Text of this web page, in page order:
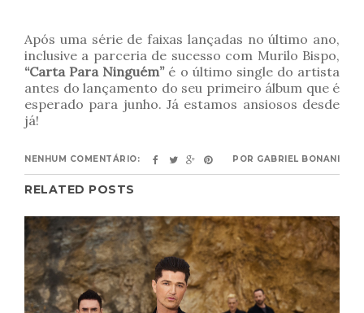
Após uma série de faixas lançadas no último ano,
inclusive a parceria de sucesso com Murilo Bispo,
“Carta Para Ninguém” é o último single do artista
antes do lançamento do seu primeiro álbum que é
esperado para junho. Já estamos ansiosos desde
já!
NENHUM COMENTÁRIO: POR GABRIEL BONANI
RELATED POSTS